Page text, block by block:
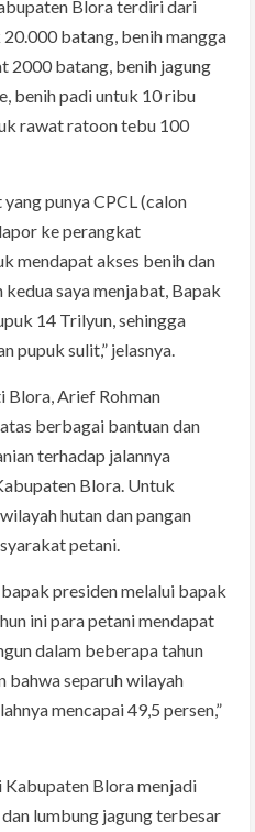
Blora terdiri dari
batang, benih mangga
2000 batang, benih jagung
benih padi untuk 10 ribu
rawat ratoon tebu 100
punya CPCL (calon
ke perangkat
mendapat akses benih dan
saya menjabat, Bapak
14 Trilyun, sehingga
pupuk sulit,” jelasnya.
Blora, Arief Rohman
berbagai bantuan dan
terhadap jalannya
Blora. Untuk
hutan dan pangan
petani.
presiden melalui bapak
ini para petani mendapat
dalam beberapa tahun
bahwa separuh wilayah
mencapai 49,5 persen,”
Kabupaten Blora menjadi
lumbung jagung terbesar